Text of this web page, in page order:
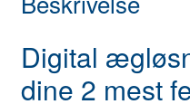
Digital
dine 2 mest